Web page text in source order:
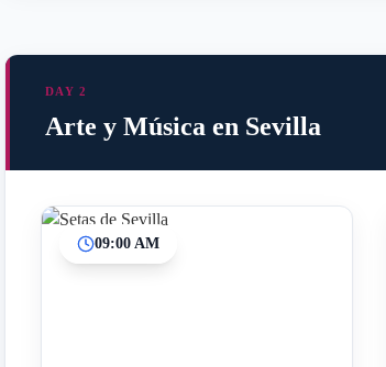
DAY 2
Arte y Música en Sevilla
09:00 AM